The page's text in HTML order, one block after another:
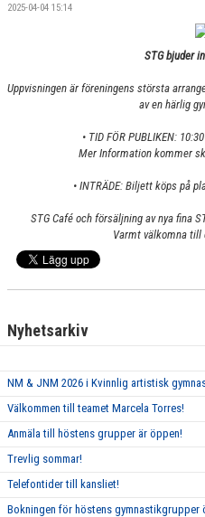
FÖRENINGSPRODUKTER
2025-04-04 15:14
STG bjuder
Uppvisningen är föreningens största
av en härlig
• TID FÖR PUBLIKEN:
Mer Information kommer
• INTRÄDE: Biljett köps på
STG Café och försäljning av nya fina
Varmt välkomna
Nyhetsarkiv
NM & JNM 2026 i Kvinnlig artistisk
Välkommen till teamet Marcela Torres!
Anmäla till höstens grupper är öppen!
Trevlig sommar!
Telefontider till kansliet!
Bokningen för höstens gymnastikgrupper